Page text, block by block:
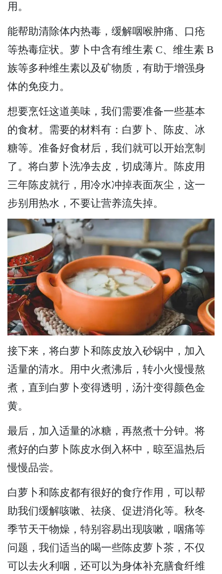
用。
能帮助清除体内热毒，缓解咽喉肿痛、口疮
等热毒症状。萝卜中含有维生素 C、维生素 B
族等多种维生素以及矿物质，有助于增强身
体的免疫力。
想要烹饪这道美味，我们需要准备一些基本
的食材。需要的材料有：白萝卜、陈皮、冰
糖等。准备好食材后，我们就可以开始烹制
了。将白萝卜洗净去皮，切成薄片。陈皮用
三年陈皮就行，用冷水冲掉表面灰尘，这一
步别用热水，不要让营养流失掉。
接下来，将白萝卜和陈皮放入砂锅中，加入
适量的清水。用中火煮沸后，转小火慢慢熬
煮，直到白萝卜变得透明，汤汁变得颜色金
黄。
最后，加入适量的冰糖，再熬煮十分钟。将
煮好的白萝卜陈皮水倒入杯中，晾至温热后
慢慢品尝。
白萝卜和陈皮都有很好的食疗作用，可以帮
助我们缓解咳嗽、祛痰、促进消化等。秋冬
季节天干物燥，特别容易出现咳嗽，咽痛等
问题，我们适当的喝一些陈皮萝卜茶，不仅
可以去火利咽，还可以为身体补充膳食纤维